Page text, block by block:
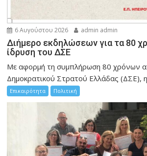
6 Αυγούστου 2026 admin admin
Διήμερο εκδηλώσεων για τα 80
ίδρυση του ΔΣΕ
Με αφορμή τη συμπλήρωση 80 χρόνων
Δημοκρατικού Στρατού Ελλάδας (ΔΣΕ),
Επικαιρότητα Πολιτική